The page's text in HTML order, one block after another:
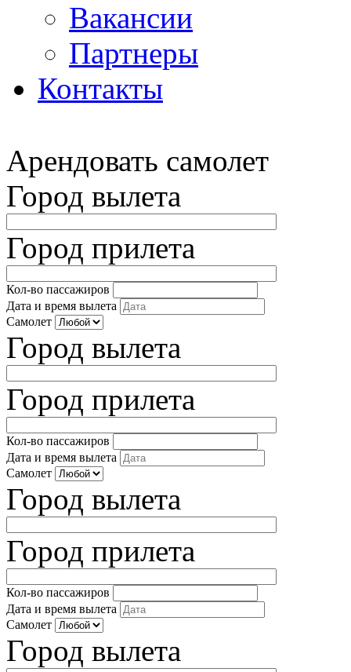
Вакансии
Партнеры
Контакты
Арендовать самолет
Город вылета
Город прилета
Кол-во пассажиров
Дата и время вылета
Самолет
Город вылета
Город прилета
Кол-во пассажиров
Дата и время вылета
Самолет
Город вылета
Город прилета
Кол-во пассажиров
Дата и время вылета
Самолет
Город вылета